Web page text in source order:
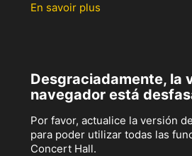
En savoir plus
Desgraciadamente, la
navegador está
Por favor, actualice la versión
para poder utilizar todas las
Concert Hall.